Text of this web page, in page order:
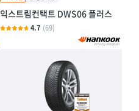
익스트림컨택트 DWS06 플러스
4.7 (69)